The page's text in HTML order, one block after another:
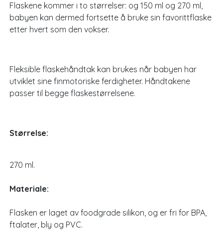
Flaskene kommer i to størrelser: og 150 ml og 270 ml,
babyen kan dermed fortsette å bruke sin favorittflaske
etter hvert som den vokser.
Fleksible flaskehåndtak kan brukes når babyen har
utviklet sine finmotoriske ferdigheter. Håndtakene
passer til begge flaskestørrelsene.
Størrelse:
270 ml.
Materiale:
Flasken er laget av foodgrade silikon, og er fri for BPA,
ftalater, bly og PVC.